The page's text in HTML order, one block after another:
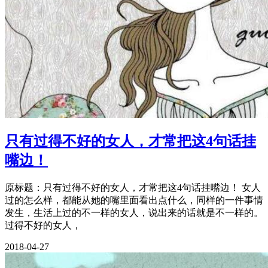
只有过得不好的女人，才常把这4句话挂
嘴边！
原标题：只有过得不好的女人，才常把这4句话挂嘴边！ 女人
过的怎么样，都能从她的嘴里面看出点什么，同样的一件事情
发生，生活上过的不一样的女人，说出来的话就是不一样的。
过得不好的女人，
2018-04-27